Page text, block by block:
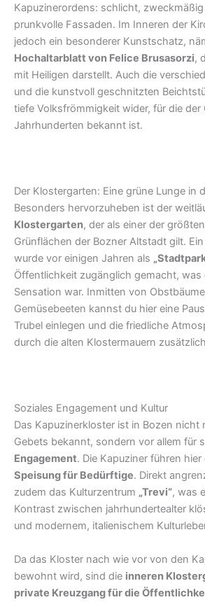
Kapuzinerordens: schlicht,
prunkvolle Fassaden. Im Inneren der
jedoch ein besonderer Kunstschatz,
Hochaltarblatt von Felice Brusasorzi,
mit Heiligen darstellt. Auch die
und die kunstvoll geschnitzten
tiefe Volksfrömmigkeit wider, für die der
Jahrhunderten bekannt ist.
Der Klostergarten: Eine grüne Lunge in
Besonders hervorzuheben ist der
Klostergarten, der als einer der
Grünflächen der Bozner Altstadt gilt.
wurde vor einigen Jahren als
Öffentlichkeit zugänglich gemacht, was
Sensation war. Inmitten von
Gemüsebeeten kannst du hier eine
Trubel einlegen und die friedliche
durch die alten Klostermauern
Soziales Engagement und Kultur
Das Kapuzinerkloster ist in Bozen nicht
Gebets bekannt, sondern vor allem für
Engagement. Die Kapuziner führen
Speisung für Bedürftige. Direkt
zudem das Kulturzentrum „Trevi“, was
Kontrast zwischen jahrhundertealter
und modernem, italienischem
Da das Kloster nach wie vor von den
bewohnt wird, sind die inneren
private Kreuzgang für die